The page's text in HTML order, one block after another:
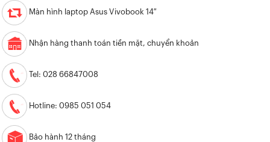
Màn hình laptop Asus Vivobook 14″
Nhận hàng thanh toán tiền mặt, chuyển khoản
Tel: 028 66847008
Hotline: 0985 051 054
Bảo hành 12 tháng